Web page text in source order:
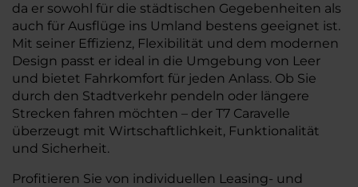
da er sowohl für die städtischen Gegebenheiten als
auch für Ausflüge ins Umland bestens geeignet ist.
Mit seiner Effizienz, Flexibilität und dem modernen
Design passt er ideal in die Umgebung von Leer
und bietet Fahrkomfort für jeden Anlass. Ob Sie
durch den Stadtverkehr pendeln oder längere
Strecken fahren möchten – der T7 Caravelle
überzeugt mit Wirtschaftlichkeit, Funktionalität
und Sicherheit.
Profitieren Sie von individuellen Leasing- und